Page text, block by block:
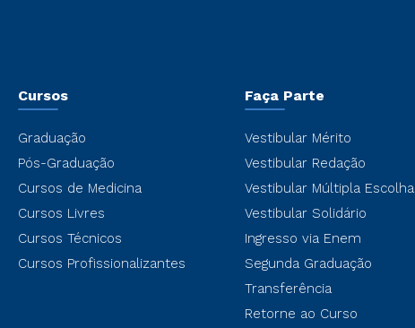
Cursos
Graduação
Pós-Graduação
Cursos de Medicina
Cursos Livres
Cursos Técnicos
Cursos Profissionalizantes
Faça Parte
Vestibular Mérito
Vestibular Redação
Vestibular Múltipla Escolha
Vestibular Solidário
Ingresso via Enem
Segunda Graduação
Transferência
Retorne ao Curso